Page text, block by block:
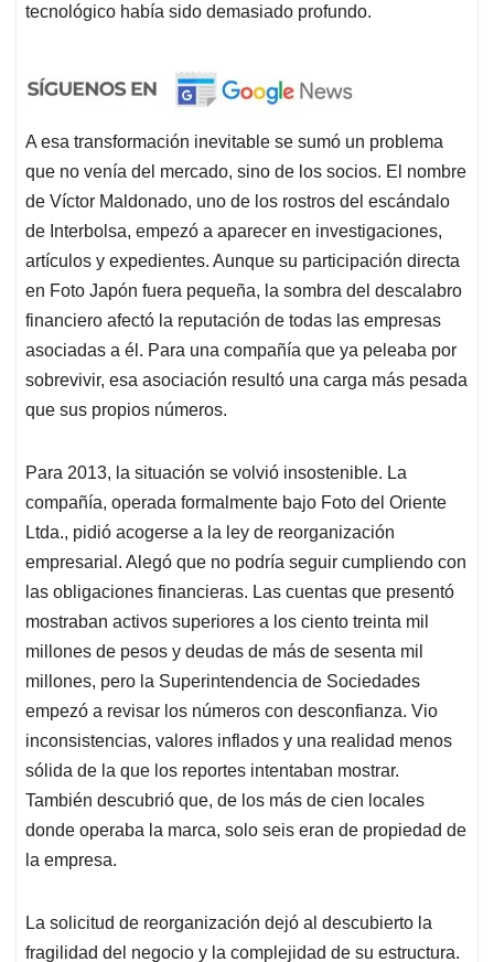
tecnológico había sido demasiado profundo.
A esa transformación inevitable se sumó un problema
que no venía del mercado, sino de los socios. El nombre
de Víctor Maldonado, uno de los rostros del escándalo
de Interbolsa, empezó a aparecer en investigaciones,
artículos y expedientes. Aunque su participación directa
en Foto Japón fuera pequeña, la sombra del descalabro
financiero afectó la reputación de todas las empresas
asociadas a él. Para una compañía que ya peleaba por
sobrevivir, esa asociación resultó una carga más pesada
que sus propios números.
Para 2013, la situación se volvió insostenible. La
compañía, operada formalmente bajo Foto del Oriente
Ltda., pidió acogerse a la ley de reorganización
empresarial. Alegó que no podría seguir cumpliendo con
las obligaciones financieras. Las cuentas que presentó
mostraban activos superiores a los ciento treinta mil
millones de pesos y deudas de más de sesenta mil
millones, pero la Superintendencia de Sociedades
empezó a revisar los números con desconfianza. Vio
inconsistencias, valores inflados y una realidad menos
sólida de la que los reportes intentaban mostrar.
También descubrió que, de los más de cien locales
donde operaba la marca, solo seis eran de propiedad de
la empresa.
La solicitud de reorganización dejó al descubierto la
fragilidad del negocio y la complejidad de su estructura.